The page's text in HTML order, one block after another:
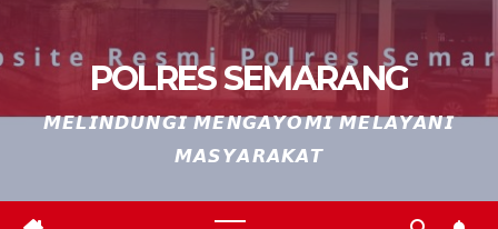
POLRES SEMARANG
𝙈𝙀𝙇𝙄𝙉𝘿𝙐𝙉𝙂𝙄 𝙈𝙀𝙉𝙂𝘼𝙔𝙊𝙈𝙄 𝙈𝙀𝙇𝘼𝙔𝘼𝙉𝙄
𝙈𝘼𝙎𝙔𝘼𝙍𝘼𝙆𝘼𝙏